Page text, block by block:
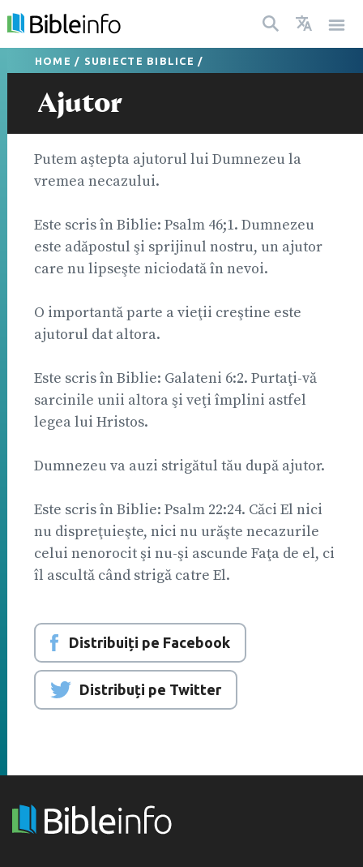
HOME / SUBIECTE BIBLICE /
Ajutor
Putem aştepta ajutorul lui Dumnezeu la
vremea necazului.
Este scris în Biblie: Psalm 46;1. Dumnezeu
este adăpostul şi sprijinul nostru, un ajutor
care nu lipseşte niciodată în nevoi.
O importantă parte a vieţii creştine este
ajutorul dat altora.
Este scris în Biblie: Galateni 6:2. Purtaţi-vă
sarcinile unii altora şi veţi împlini astfel
legea lui Hristos.
Dumnezeu va auzi strigătul tău după ajutor.
Este scris în Biblie: Psalm 22:24. Căci El nici
nu dispreţuieşte, nici nu urăşte necazurile
celui nenorocit şi nu-şi ascunde Faţa de el, ci
îl ascultă când strigă catre El.
Distribuiți pe Facebook
Distribuți pe Twitter